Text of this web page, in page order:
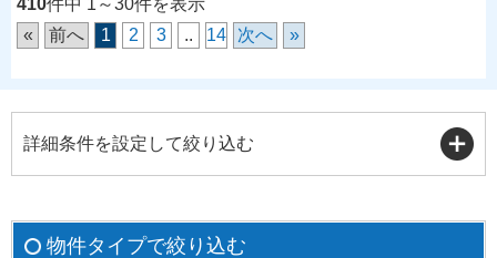
410件中 1～30件を表示
«
前へ 1 2 3 .. 14 次へ »
詳細条件を設定して絞り込む
物件タイプで絞り込む